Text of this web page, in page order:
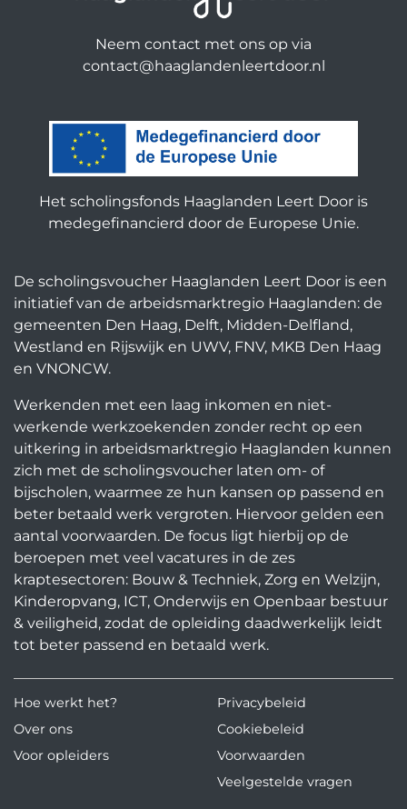
Neem contact met ons op via
contact@haaglandenleertdoor.nl
Het scholingsfonds Haaglanden Leert Door is
medegefinancierd door de Europese Unie.
De scholingsvoucher Haaglanden Leert Door is een
initiatief van de arbeidsmarktregio Haaglanden: de
gemeenten Den Haag, Delft, Midden-Delfland,
Westland en Rijswijk en UWV, FNV, MKB Den Haag
en VNONCW.
Werkenden met een laag inkomen en niet-
werkende werkzoekenden zonder recht op een
uitkering in arbeidsmarktregio Haaglanden kunnen
zich met de scholingsvoucher laten om- of
bijscholen, waarmee ze hun kansen op passend en
beter betaald werk vergroten. Hiervoor gelden een
aantal voorwaarden. De focus ligt hierbij op de
beroepen met veel vacatures in de zes
kraptesectoren: Bouw & Techniek, Zorg en Welzijn,
Kinderopvang, ICT, Onderwijs en Openbaar bestuur
& veiligheid, zodat de opleiding daadwerkelijk leidt
tot beter passend en betaald werk.
Hoe werkt het?
Over ons
Voor opleiders
Privacybeleid
Cookiebeleid
Voorwaarden
Veelgestelde vragen